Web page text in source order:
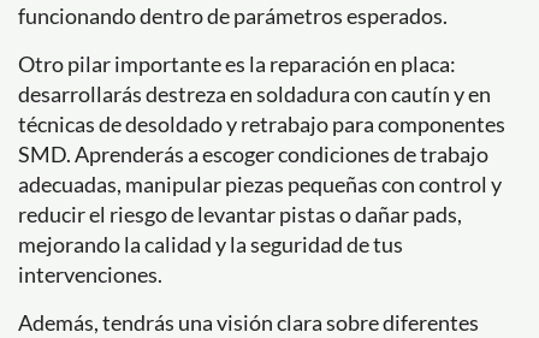
funcionando dentro de parámetros esperados.
Otro pilar importante es la reparación en placa:
desarrollarás destreza en soldadura con cautín y en
técnicas de desoldado y retrabajo para componentes
SMD. Aprenderás a escoger condiciones de trabajo
adecuadas, manipular piezas pequeñas con control y
reducir el riesgo de levantar pistas o dañar pads,
mejorando la calidad y la seguridad de tus
intervenciones.
Además, tendrás una visión clara sobre diferentes